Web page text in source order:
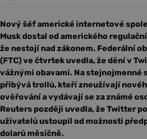
Nový šéf americké internetové
Musk dostal od amerického
že nestojí nad zákonem. Federální
(FTC) ve čtvrtek uvedla, že dění v
vážnými obavami. Na stejnojmenné
přibývá trollů, kteří zneužívají
ověřování a vydávají se za známé
Reuters později uvedla, že Twitter
uživatelů ustoupil od možnosti
dolarů měsíčně.